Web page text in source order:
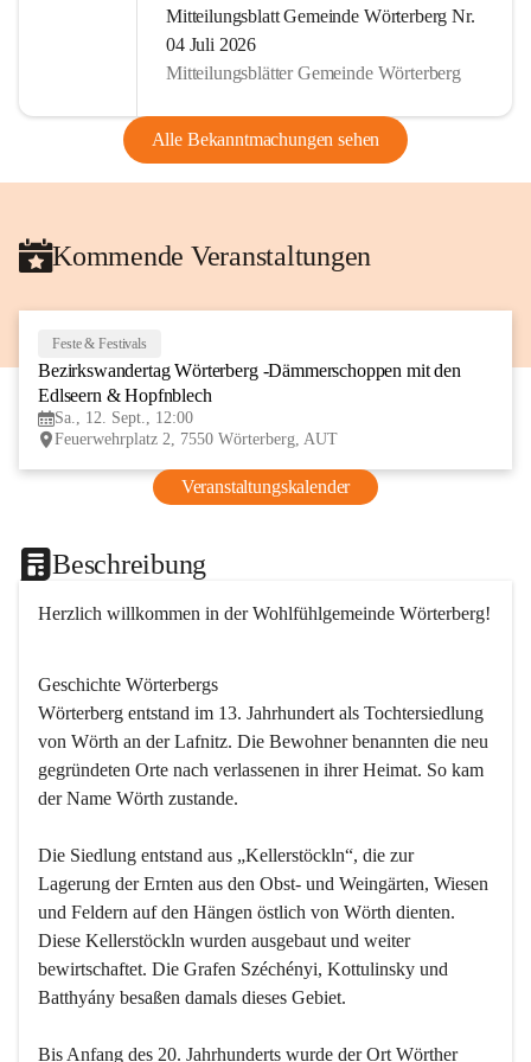
Mitteilungsblatt Gemeinde Wörterberg Nr.
04 Juli 2026
Mitteilungsblätter Gemeinde Wörterberg
Alle Bekanntmachungen sehen
Kommende Veranstaltungen
Feste & Festivals
Bezirkswandertag Wörterberg -Dämmerschoppen mit den
Edlseern & Hopfnblech
Sa., 12. Sept., 12:00
Feuerwehrplatz 2, 7550 Wörterberg, AUT
Veranstaltungskalender
Beschreibung
Herzlich willkommen in der Wohlfühlgemeinde Wörterberg!
Geschichte Wörterbergs
Wörterberg entstand im 13. Jahrhundert als Tochtersiedlung
von Wörth an der Lafnitz. Die Bewohner benannten die neu
gegründeten Orte nach verlassenen in ihrer Heimat. So kam
der Name Wörth zustande.
Die Siedlung entstand aus „Kellerstöckln“, die zur
Lagerung der Ernten aus den Obst- und Weingärten, Wiesen
und Feldern auf den Hängen östlich von Wörth dienten.
Diese Kellerstöckln wurden ausgebaut und weiter
bewirtschaftet. Die Grafen Széchényi, Kottulinsky und
Batthyány besaßen damals dieses Gebiet.
Bis Anfang des 20. Jahrhunderts wurde der Ort Wörther